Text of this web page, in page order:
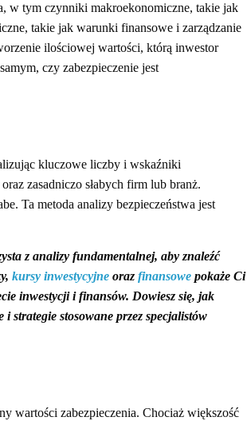
w tym czynniki makroekonomiczne, takie jak
takie jak warunki finansowe i zarządzanie
ilościowej wartości, którą inwestor
czy zabezpieczenie jest
kluczowe liczby i wskaźniki
zasadniczo słabych firm lub branż.
Ta metoda analizy bezpieczeństwa jest
z analizy fundamentalnej, aby znaleźć
kursy inwestycyjne oraz finansowe pokaże Ci
inwestycji i finansów. Dowiesz się, jak
strategie stosowane przez specjalistów
wartości zabezpieczenia. Chociaż większość